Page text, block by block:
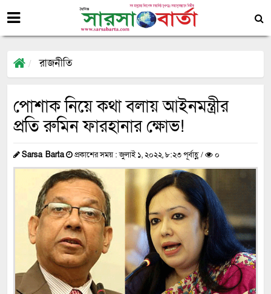
রাজনীতি
পোশাক নিয়ে কথা বলায় আইনমন্ত্রীর
প্রতি রুমিন ফারহানার ক্ষোভ!
Sarsa Barta প্রকাশের সময় : জুলাই ১, ২০২২, ৮:২৩ পূর্বাহ্ণ / ০